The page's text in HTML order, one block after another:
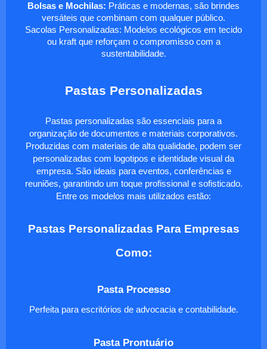
Bolsas e Mochilas: Práticas e modernas, são brindes
versáteis que combinam com qualquer público.
Sacolas Personalizadas: Modelos ecológicos em tecido
ou kraft que reforçam o compromisso com a
sustentabilidade.
Pastas Personalizadas
Pastas personalizadas são essenciais para a
organização de documentos e materiais corporativos.
Produzidas com materiais de alta qualidade, podem ser
personalizadas com logotipos e identidade visual da
empresa. São ideais para eventos, conferências e
reuniões, garantindo um toque profissional e sofisticado.
Entre os modelos mais utilizados estão:
Pastas Personalizadas Para Empresas
Como:
Pasta Processo
Perfeita para escritórios de advocacia e contabilidade.
Pasta Prontuário